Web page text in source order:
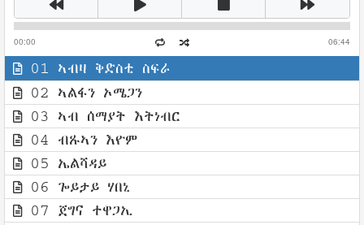
00:00 06:44
01 ኣብዛ ቅድስቲ ስፍራ
02 ኣልፋን ኦሜጋን
03 ኣብ ሰማያት እትነብር
04 ብጹኣን እዮም
05 ኤልሻዳይ
06 ጐይታይ ሃበኒ
07 ጀግና ተዋጋኢ